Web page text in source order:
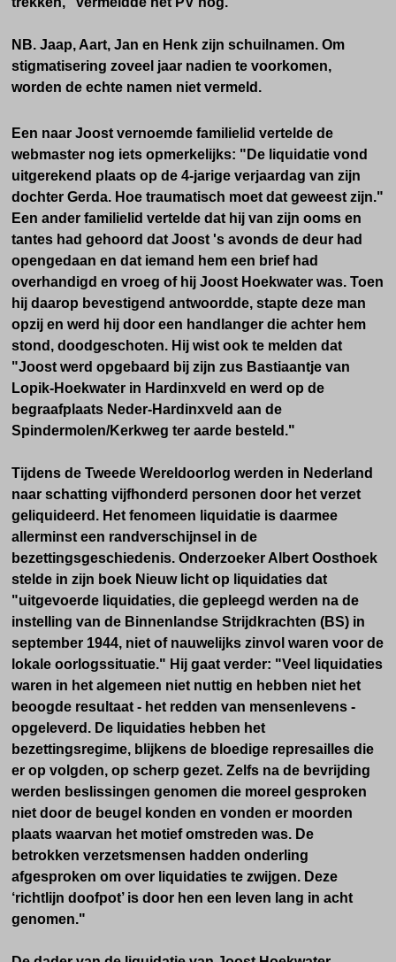
NB. Jaap, Aart, Jan en Henk zijn schuilnamen. Om
stigmatisering zoveel jaar nadien te voorkomen,
worden de echte namen niet vermeld.
Een naar Joost vernoemde familielid vertelde de
webmaster nog iets opmerkelijks: "De liquidatie vond
uitgerekend plaats op de 4-jarige verjaardag van zijn
dochter Gerda. Hoe traumatisch moet dat geweest zijn."
Een ander familielid vertelde dat hij van zijn ooms en
tantes had gehoord dat Joost 's avonds de deur had
opengedaan en dat iemand hem een brief had
overhandigd en vroeg of hij Joost Hoekwater was. Toen
hij daarop bevestigend antwoordde, stapte deze man
opzij en werd hij door een handlanger die achter hem
stond, doodgeschoten. Hij wist ook te melden dat
"Joost werd opgebaard bij zijn zus Bastiaantje van
Lopik-Hoekwater in Hardinxveld en werd op de
begraafplaats Neder-Hardinxveld aan de
Spindermolen/Kerkweg ter aarde besteld."
Tijdens de Tweede Wereldoorlog werden in Nederland
naar schatting vijfhonderd personen door het verzet
geliquideerd. Het fenomeen liquidatie is daarmee
allerminst een randverschijnsel in de
bezettingsgeschiedenis. Onderzoeker Albert Oosthoek
stelde in zijn boek Nieuw licht op liquidaties dat
"uitgevoerde liquidaties, die gepleegd werden na de
instelling van de Binnenlandse Strijdkrachten (BS) in
september 1944, niet of nauwelijks zinvol waren voor de
lokale oorlogssituatie." Hij gaat verder: "Veel liquidaties
waren in het algemeen niet nuttig en hebben niet het
beoogde resultaat - het redden van mensenlevens -
opgeleverd. De liquidaties hebben het
bezettingsregime, blijkens de bloedige represailles die
er op volgden, op scherp gezet. Zelfs na de bevrijding
werden beslissingen genomen die moreel gesproken
niet door de beugel konden en vonden er moorden
plaats waarvan het motief omstreden was. De
betrokken verzetsmensen hadden onderling
afgesproken om over liquidaties te zwijgen. Deze
‘richtlijn doofpot’ is door hen een leven lang in acht
genomen."